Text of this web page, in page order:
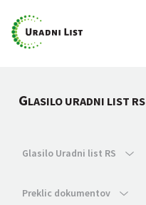
GLASILO URADNI LIST RS
Glasilo Uradni list RS
Preklic dokumentov